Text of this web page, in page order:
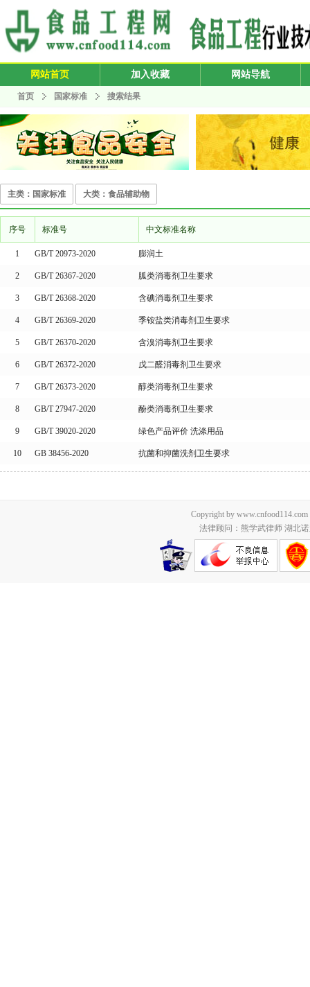
网站首页 加入收藏 网站导航
首页 国家标准 搜索结果
主类：国家标准 大类：食品辅助物
序号 标准号 中文标准名称
1 GB/T 20973-2020 膨润土
2 GB/T 26367-2020 胍类消毒剂卫生要求
3 GB/T 26368-2020 含碘消毒剂卫生要求
4 GB/T 26369-2020 季铵盐类消毒剂卫生要求
5 GB/T 26370-2020 含溴消毒剂卫生要求
6 GB/T 26372-2020 戊二醛消毒剂卫生要求
7 GB/T 26373-2020 醇类消毒剂卫生要求
8 GB/T 27947-2020 酚类消毒剂卫生要求
9 GB/T 39020-2020 绿色产品评价 洗涤用品
10 GB 38456-2020 抗菌和抑菌洗剂卫生要求
Copyright by
法律顾问：熊学武律师 湖北